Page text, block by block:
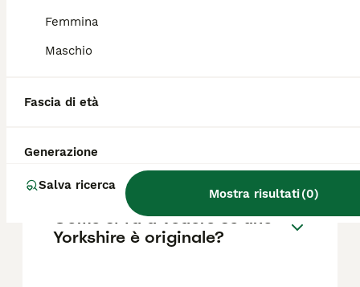
Femmina
Maschio
Fascia di età
Generazione
Salva ricerca
Mostra risultati(0)
Quali sono i difetti dello
Yorkshire?
Come si fa a vedere se uno
Yorkshire è originale?